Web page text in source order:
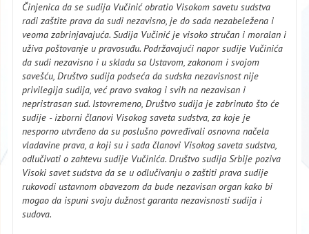
Činjenica da se sudija Vučinić obratio Visokom savetu sudstva
radi zaštite prava da sudi ​nezavisno​, je do sada nezabeležena i
veoma zabrinjavajuća. Sudija Vučinić je visoko stručan i moralan i
uživa poštovanje u pravosuđu​. Podržavajući napor sudije Vučinića
da sudi nezavisno i u skladu sa Ustavom, zakonom i svojom
savešću,​ ​Društvo sudija podseća da sudska nezavisnost nije
privilegija sudija, već pravo svakog i svih na nezavisan i
nepristrasan sud. Istovremeno, Društvo sudija je zabrinuto što će
sudije​ - ​izborni članovi V​isokog ​saveta sudstva, za koje je
nesporno utvrđeno da su poslušno povređivali osnovna načela
vladavine prava, a koji su i sada članovi V​isokog saveta sudstva,
odlučivati o zahtevu sudije Vučinića​. ​Društvo sudija Srbije poziva
Visoki savet sudstva da se u odlučivanju o zaštiti prava sudije
rukovodi ustavnom obavezom da bude nezavisan​ organ​ kako bi
mogao da ​ispuni svoju dužnost ​garanta​ nezavisnost​i​ sudija i
sudova.